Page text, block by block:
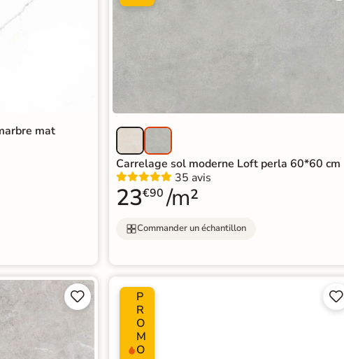
mat
Carrelage sol moderne Loft perla 60*60 cm
35 avis
23€90 /m²
Commander un échantillon


P
R
O
M
O

